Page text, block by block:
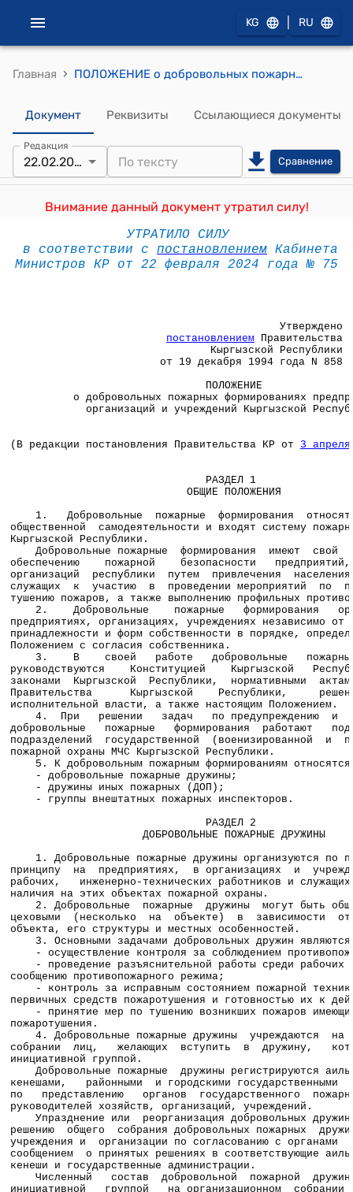
KG RU
Главная › ПОЛОЖЕНИЕ о добровольных пожарных формированиях предприятий, организаций и учреждений Кыргызской Республики (Утверждено постановлением Правительства Кыргызской Республики от 19 декабря 1994 года N 858)
Документ Реквизиты Ссылающиеся документы
Редакция
22.02.2024 Сравнение
Внимание данный документ утратил силу!